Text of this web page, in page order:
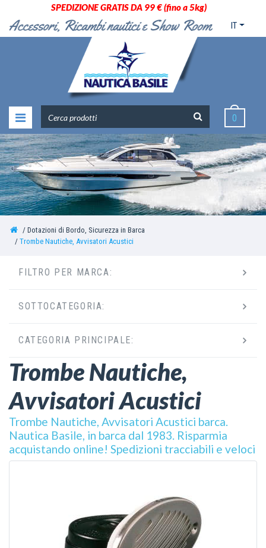
SPEDIZIONE GRATIS DA 99 € (fino a 5kg)
IT
0
Dotazioni di Bordo, Sicurezza in Barca
Trombe Nautiche, Avvisatori Acustici
Trombe Nautiche,
Avvisatori Acustici
Trombe Nautiche, Avvisatori Acustici barca.
Nautica Basile, in barca dal 1983. Risparmia
acquistando online! Spedizioni tracciabili e veloci
VEDI
FILTRO PER MARCA:
SOTTOCATEGORIA:
CATEGORIA PRINCIPALE: